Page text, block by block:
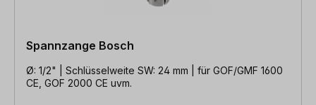
Spannzange Bosch
Ø: 1/2" | Schlüsselweite SW: 24 mm | für GOF/GMF 1600
CE, GOF 2000 CE uvm.